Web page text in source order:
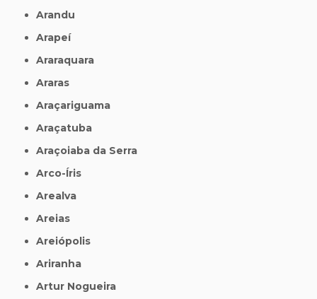
Arandu
Arapeí
Araraquara
Araras
Araçariguama
Araçatuba
Araçoiaba da Serra
Arco-Íris
Arealva
Areias
Areiópolis
Ariranha
Artur Nogueira